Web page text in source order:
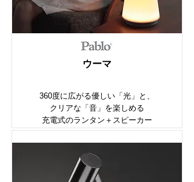
ウーマ
360度に広がる優しい「光」と、
クリアな「音」を楽しめる
充電式のランタン＋スピーカー